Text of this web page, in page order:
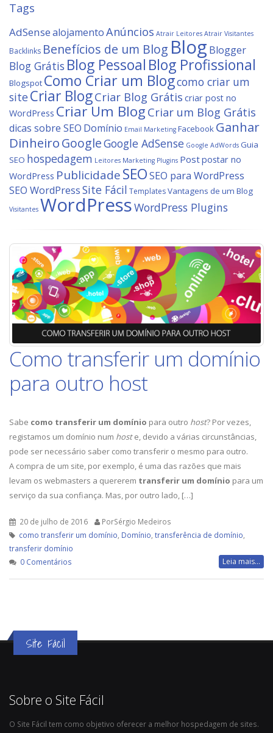
Tags
AdSensealojamentoAnúncios Atrair Leitores Atrair Visitantes
Backlinks Benefícios de um Blog Blog Blogger
Blog Grátis Blog Pessoal Blog Profissional
Blogspot Como Criar um Blogcomo criar um
siteCriar BlogCriar Blog Grátis criar post no
WordPress Criar Um Blog Criar um Blog Grátis
dicas sobre SEO Domínio Email Marketing Facebook Ganhar
DinheiroGoogleGoogle AdSense Google AdWords Guia
SEO hospedagem Leitores Marketing Plugins Postpostar no
WordPress PublicidadeSEOSEO para WordPress
SEO WordPressSite Fácil TemplatesVantagens de um Blog
Visitantes WordPressWordPress Plugins
Como transferir um domínio
para outro host
Sabe como transferir um domínio para outro host? Por vezes,
registamos um domínio num hoste, devido a várias circunstâncias,
pode ser necessário saber como transferir o mesmo para outro.
A compra de um site, por exemplo, é uma das razões que mais
levam os webmasters a quererem transferir um domínio para um
serviço da sua confiança. Mas, por outro lado, […]
20 de julho de 2016
PorSérgio Medeiros
como transferir um domínio, Domínio, transferência de domínio,
transferir domínio
0 Comentários
Leia mais...
Site Fácil
Sobre o Site Fácil
O Site Fácil tem como objetivo oferecer a melhor hospedagem de sites.